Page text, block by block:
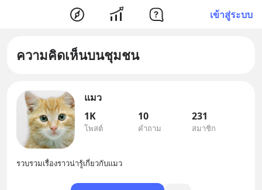
เข้าสู่ระบบ
ความคิดเห็นบนชุมชน
แมว
1K
โพสต์
10
คำถาม
231
สมาชิก
รวบรวมเรื่องราวน่ารู้เกี่ยวกับแมว